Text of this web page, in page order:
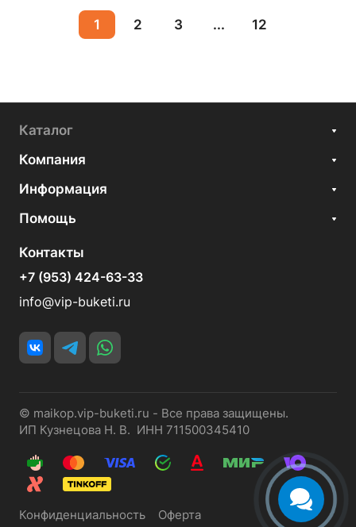
1 2 3 ... 12
Каталог
Компания
Информация
Помощь
Контакты
+7 (953) 424-63-33
info@vip-buketi.ru
© maikop.vip-buketi.ru - Все права защищены.
ИП Кузнецова Н. В. ИНН 711500345410
Конфиденциальность Оферта